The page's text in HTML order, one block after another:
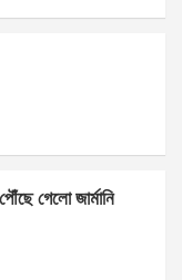
গেলো জার্মানি